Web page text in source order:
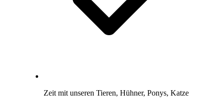
Zeit mit unseren Tieren, Hühner, Ponys, Katze